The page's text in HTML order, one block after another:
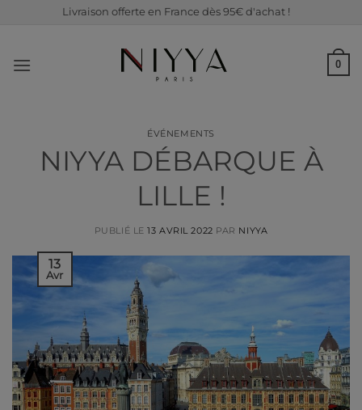
Livraison offerte en France dès 95€ d'achat !
0
ÉVÉNEMENTS
NIYYA DÉBARQUE À
LILLE !
PUBLIÉ LE13 AVRIL 2022 PAR NIYYA
13
Avr